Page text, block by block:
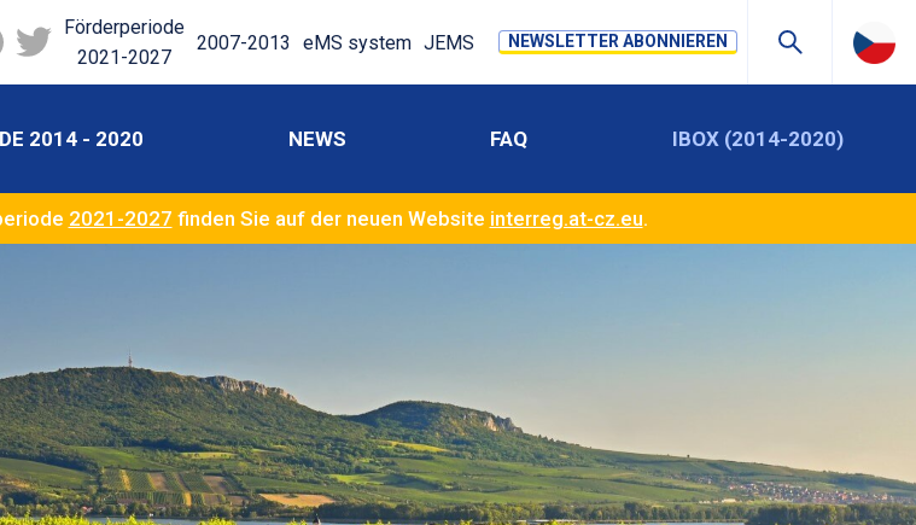
Förderperiode
2021-2027
2007-2013 eMS system JEMS NEWSLETTER ABONNIEREN
2014 - 2020 NEWS FAQ IBOX (2014-2020)
2021-2027 finden Sie auf der neuen Website interreg.at-cz.eu.